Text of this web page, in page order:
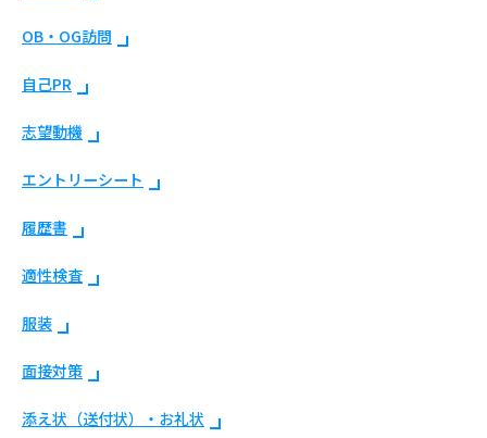
OB・OG訪問
自己PR
志望動機
エントリーシート
履歴書
適性検査
服装
面接対策
添え状（送付状）・お礼状